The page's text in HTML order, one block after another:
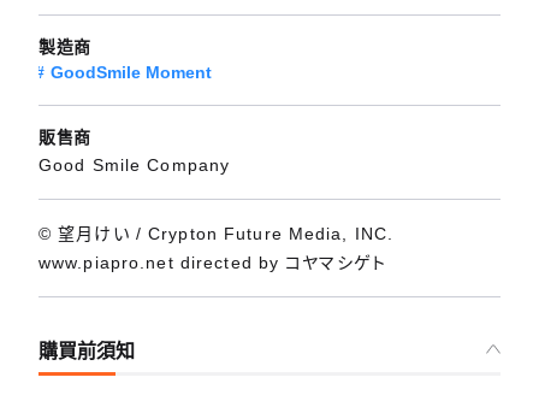
製造商
GoodSmile Moment
販售商
Good Smile Company
© 望月けい / Crypton Future Media, INC.
www.piapro.net directed by コヤマシゲト
購買前須知